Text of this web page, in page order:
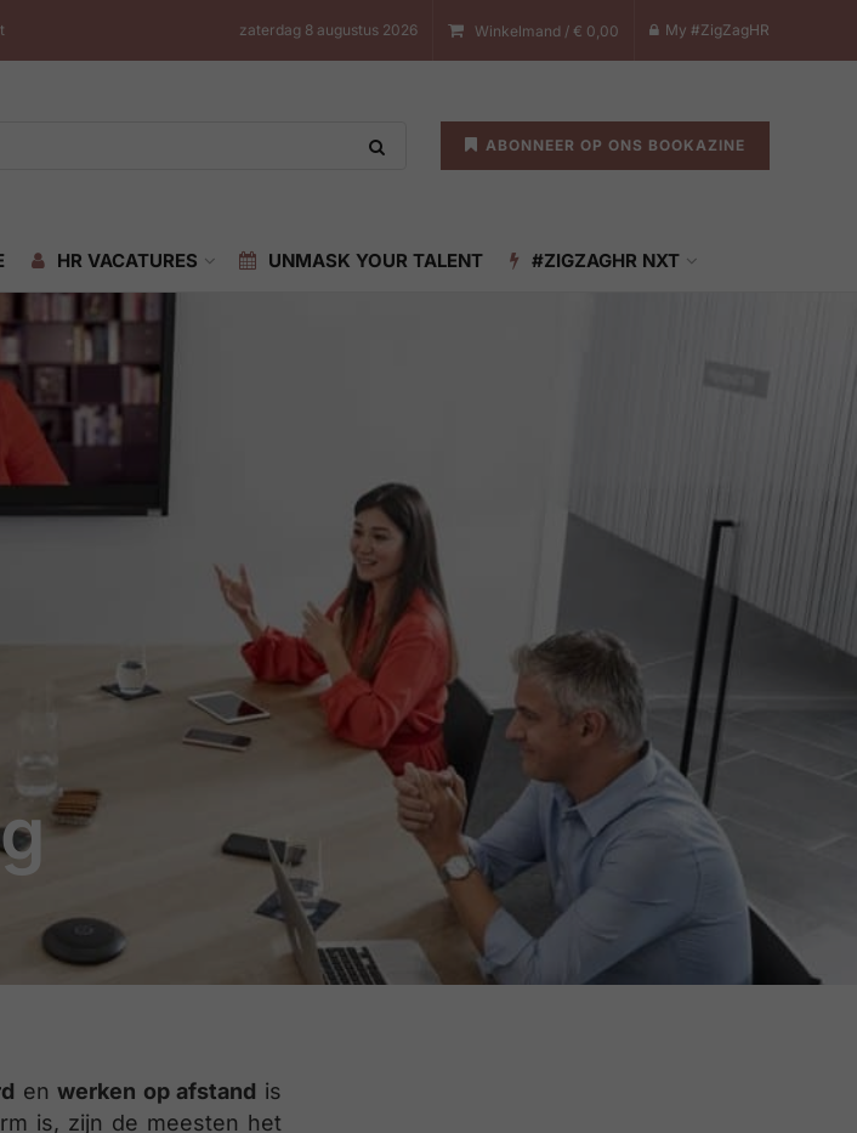
zaterdag 8 augustus 2026 Winkelmand / € 0,00 My #ZigZagHR
ABONNEER OP ONS BOOKAZINE
HR VACATURES UNMASK YOUR TALENT #ZIGZAGHR NXT
en werken op afstand is
is, zijn de meesten het